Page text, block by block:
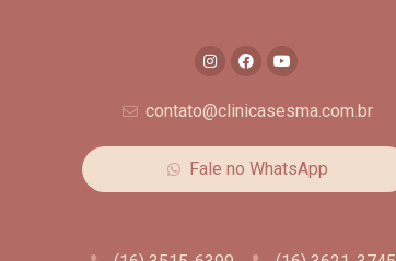
contato@clinicasesma.com.br
Fale no WhatsApp